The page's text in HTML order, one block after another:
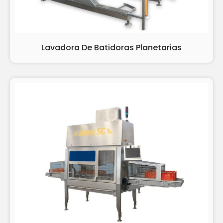
Lavadora De Batidoras Planetarias